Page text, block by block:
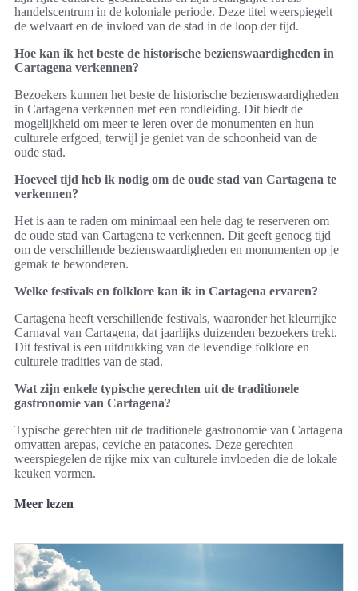
handelscentrum in de koloniale periode. Deze titel weerspiegelt
de welvaart en de invloed van de stad in de loop der tijd.
Hoe kan ik het beste de historische bezienswaardigheden in
Cartagena verkennen?
Bezoekers kunnen het beste de historische bezienswaardigheden
in Cartagena verkennen met een rondleiding. Dit biedt de
mogelijkheid om meer te leren over de monumenten en hun
culturele erfgoed, terwijl je geniet van de schoonheid van de
oude stad.
Hoeveel tijd heb ik nodig om de oude stad van Cartagena te
verkennen?
Het is aan te raden om minimaal een hele dag te reserveren om
de oude stad van Cartagena te verkennen. Dit geeft genoeg tijd
om de verschillende bezienswaardigheden en monumenten op je
gemak te bewonderen.
Welke festivals en folklore kan ik in Cartagena ervaren?
Cartagena heeft verschillende festivals, waaronder het kleurrijke
Carnaval van Cartagena, dat jaarlijks duizenden bezoekers trekt.
Dit festival is een uitdrukking van de levendige folklore en
culturele tradities van de stad.
Wat zijn enkele typische gerechten uit de traditionele
gastronomie van Cartagena?
Typische gerechten uit de traditionele gastronomie van Cartagena
omvatten arepas, ceviche en patacones. Deze gerechten
weerspiegelen de rijke mix van culturele invloeden die de lokale
keuken vormen.
Meer lezen